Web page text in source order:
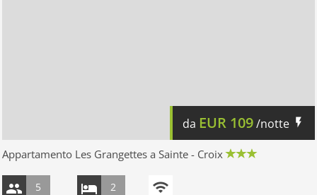
da EUR 109/notte
Appartamento Les Grangettes a Sainte - Croix
5 2